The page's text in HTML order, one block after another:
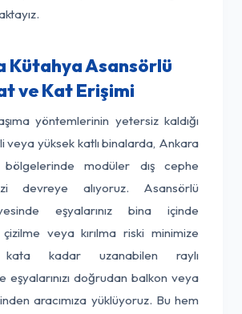
Kütahya Asansörlü
ve Kat Erişimi
yöntemlerinin yetersiz kaldığı
veya yüksek katlı binalarda, Ankara
modüler dış cephe
devreye alıyoruz. Asansörlü
eşyalarınız bina içinde
veya kırılma riski minimize
kadar uzanabilen raylı
eşyalarınızı doğrudan balkon veya
aracımıza yüklüyoruz. Bu hem